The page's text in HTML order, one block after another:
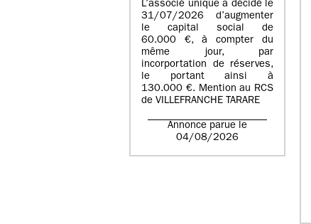
L’associé unique a décidé le
31/07/2026 d’augmenter
le capital social de
60.000 €, à compter du
même jour, par
incorportation de réserves,
le portant ainsi à
130.000 €. Mention au RCS
de VILLEFRANCHE TARARE
Annonce parue le
04/08/2026